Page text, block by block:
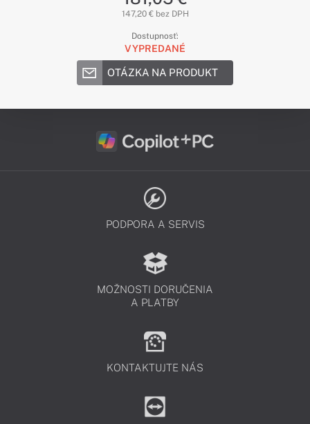
147,20 € bez DPH
Dostupnosť:
VYPREDANÉ
OTÁZKA NA PRODUKT
PODPORA A SERVIS
MOŽNOSTI DORUČENIA
A PLATBY
KONTAKTUJTE NÁS